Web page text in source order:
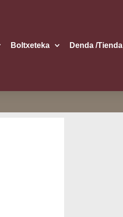
Boltxe­te­ka Den­da /​Tien­da